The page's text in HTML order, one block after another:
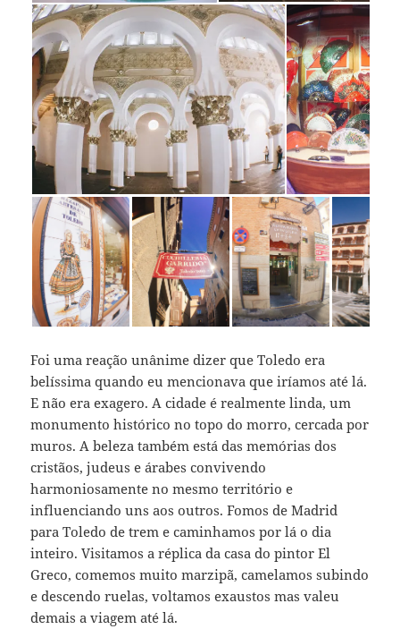
Foi uma reação unânime dizer que Toledo era
belíssima quando eu mencionava que iríamos até lá.
E não era exagero. A cidade é realmente linda, um
monumento histórico no topo do morro, cercada por
muros. A beleza também está das memórias dos
cristãos, judeus e árabes convivendo
harmoniosamente no mesmo território e
influenciando uns aos outros. Fomos de Madrid
para Toledo de trem e caminhamos por lá o dia
inteiro. Visitamos a réplica da casa do pintor El
Greco, comemos muito marzipã, camelamos subindo
e descendo ruelas, voltamos exaustos mas valeu
demais a viagem até lá.